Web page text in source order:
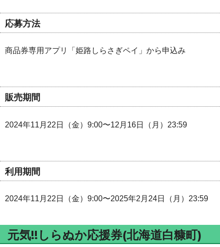
応募方法
商品券専用アプリ「姫路しらさぎペイ」から申込み
販売期間
2024年11月22日（金）9:00〜12月16日（月）23:59
利用期間
2024年11月22日（金）9:00〜2025年2月24日（月）23:59
元気!!しらぬか応援券(北海道白糠町)